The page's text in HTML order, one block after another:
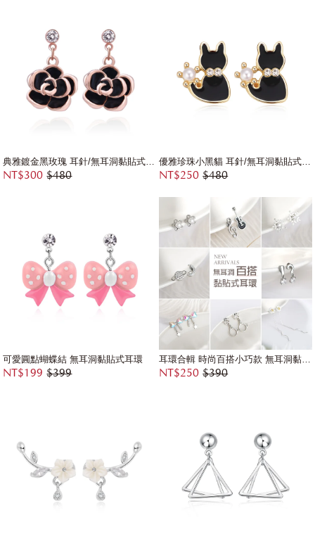
NT$300 $480 NT$250 $480
可愛圓點蝴蝶結 無耳洞黏貼式耳環
NT$199 $399
耳環合輯 時尚百搭小巧款 無耳洞黏貼式耳環
NT$250 $390